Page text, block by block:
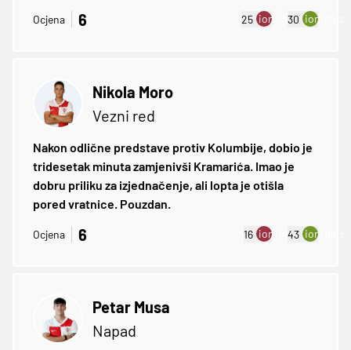
Ocjena 6 25 ion:minus
30 ion:plus
Nikola Moro
Vezni red
Nakon odlične predstave protiv Kolumbije, dobio je
tridesetak minuta zamjenivši Kramarića. Imao je
dobru priliku za izjednačenje, ali lopta je otišla
pored vratnice. Pouzdan.
Ocjena 6 16 ion:minus
43 ion:plus
Petar Musa
Napad